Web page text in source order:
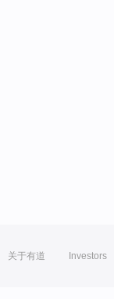
关于有道 Investors